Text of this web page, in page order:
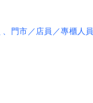
、門市／店員／專櫃人員